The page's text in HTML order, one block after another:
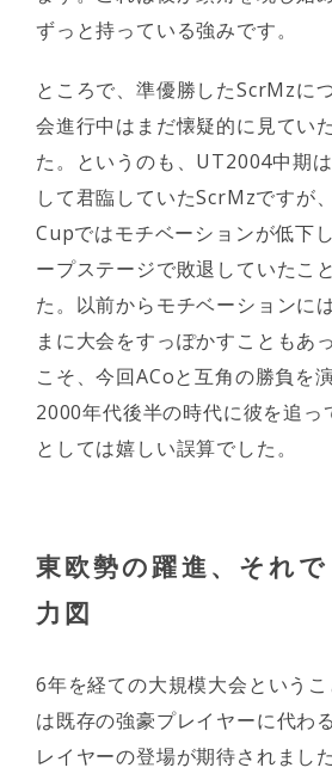
ずっと持っている強みです。
ところで、準優勝したScrMzに
会進行中はまだ懐疑的に見てい
た。というのも、UT2004中期
して君臨していたScrMzですが
Cupではモチベーションが低下
ープステージで敗退していたこ
た。以前からモチベーションに
まに大会をすっぽかすこともあ
こそ、今回ACoと互角の勝負を
2000年代後半の時代に彼を追っ
としては嬉しい誤算でした。
東欧勢の躍進、それ
力図
6年を経ての大規模大会という
は既存の強豪プレイヤーに代わ
レイヤーの登場が期待されまし